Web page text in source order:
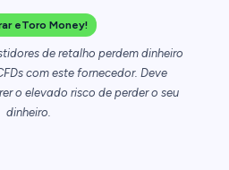
eToro Money!
de retalho perdem dinheiro
com este fornecedor. Deve
o elevado risco de perder o seu
dinheiro.